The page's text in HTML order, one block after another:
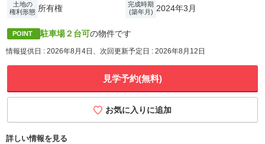
土地の
権利形態 所有権
完成時期
(築年月) 2024年3月
POINT 駐車場２台可の物件です
情報提供日 : 2026年8月4日、次回更新予定日 : 2026年8月12日
見学予約(無料)
お気に入りに追加
詳しい情報を見る